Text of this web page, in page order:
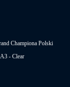
Championa Polski
- Clear